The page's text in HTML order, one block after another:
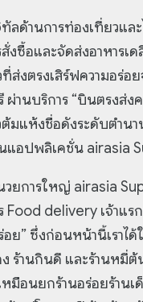
านการท่องเที่ยวและ
ซื้อและจัดส่งอาหารเ
ที่ส่งตรงเสิร์ฟความอร่
านบริการ “บินตรงส่ง
ต้มแห้งชื่อดังระดับตำ
แอปพลิเคชั่น airasia
การใหญ่ airasia
delivery เจ้าแร
ย” ซึ่งก่อนหน้านี้เราไ
ง ร้านกินดี และร้านห
มือนยกร้านอร่อยร้าน